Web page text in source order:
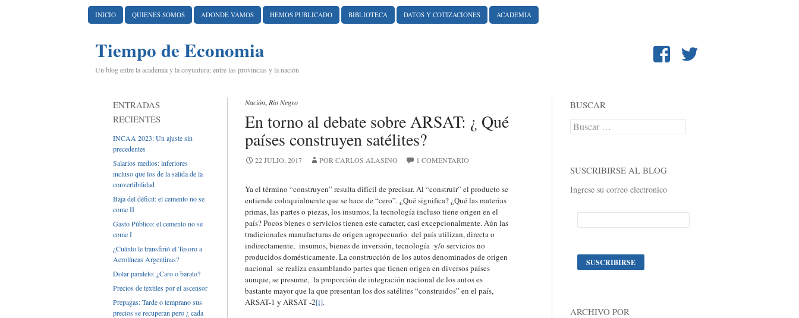
IR AL CONTENIDO
INICIO
QUIENES SOMOS ADONDE VAMOS HEMOS PUBLICADO BIBLIOTECA DATOS Y COTIZACIONES ACADEMIA
Tiempo de Economia
Un blog entre la academia y la coyuntura; entre las provincias y la nación
Nación, Rio Negro
En torno al debate sobre ARSAT: ¿ Qué
países construyen satélites?
22 JULIO, 2017 POR CARLOS ALASINO 1 COMENTARIO
Ya el término “construyen” resulta difícil de precisar. Al “construir” el producto se
entiende coloquialmente que se hace de “cero”. ¿Qué significa? ¿Qué las materias
primas, las partes o piezas, los insumos, la tecnología incluso tiene origen en el
país? Pocos bienes o servicios tienen este caracter, casi excepcionalmente. Aún las
tradicionales manufacturas de origen agropecuario del país utilizan, directa o
indirectamente, insumos, bienes de inversión, tecnología y/o servicios no
producidos domésticamente. La construcción de los autos denominados de origen
nacional se realiza ensamblando partes que tienen origen en diversos países
aunque, se presume, la proporción de integración nacional de los autos es
bastante mayor que la que presentan los dos satélites “construidos” en el país,
ARSAT-1 y ARSAT -2[i].
BUSCAR
Buscar:
SUSCRIBIRSE AL BLOG
Ingrese su correo electronico
ARCHIVO POR
ENTRADAS
RECIENTES
INCAA 2023: Un ajuste sin
precedentes
Salarios medios: inferiores
incluso que los de la salida de la
convertibilidad
Baja del déficit: el cemento no se
come II
Gasto Público: el cemento no se
come I
¿Cuánto le transfirió el Tesoro a
Aerolíneas Argentinas?
Dolar paralelo: ¿Caro o barato?
Precios de textiles por el ascensor
Prepagas: Tarde o temprano sus
precios se recuperan pero ¿ cada